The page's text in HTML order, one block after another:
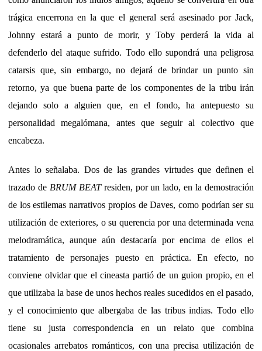
trágica encerrona en la que el general será asesinado por Jack,
Johnny estará a punto de morir, y Toby perderá la vida al
defenderlo del ataque sufrido. Todo ello supondrá una peligrosa
catarsis que, sin embargo, no dejará de brindar un punto sin
retorno, ya que buena parte de los componentes de la tribu irán
dejando solo a alguien que, en el fondo, ha antepuesto su
personalidad megalómana, antes que seguir al colectivo que
encabeza.
Antes lo señalaba. Dos de las grandes virtudes que definen el
trazado de BRUM BEATresiden, por un lado, en la demostración
de los estilemas narrativos propios de Daves, como podrían ser su
utilización de exteriores, o su querencia por una determinada vena
melodramática, aunque aún destacaría por encima de ellos el
tratamiento de personajes puesto en práctica. En efecto, no
conviene olvidar que el cineasta partió de un guion propio, en el
que utilizaba la base de unos hechos reales sucedidos en el pasado,
y el conocimiento que albergaba de las tribus indias. Todo ello
tiene su justa correspondencia en un relato que combina
ocasionales arrebatos románticos, con una precisa utilización de